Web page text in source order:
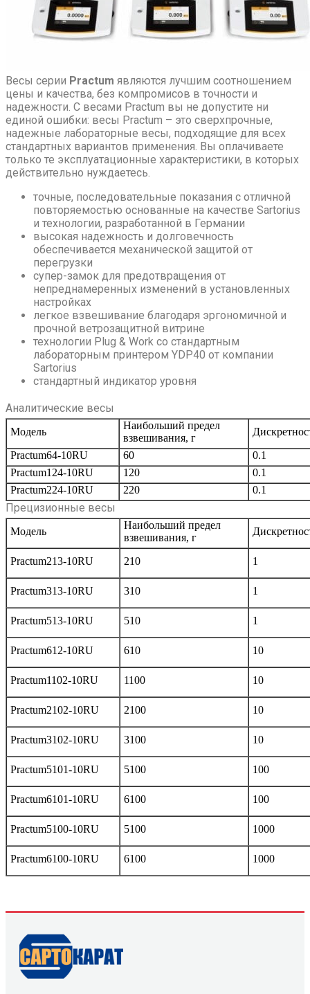
Весы серии Practum являются лучшим соотношением
цены и качества, без компромисов в точности и
надежности. С весами Practum вы не допустите ни
единой ошибки: весы Practum – это сверхпрочные,
надежные лабораторные весы, подходящие для всех
стандартных вариантов применения. Вы оплачиваете
только те эксплуатационные характеристики, в которых
действительно нуждаетесь.
точные, последовательные показания с отличной
повторяемостью основанные на качестве Sartorius
и технологии, разработанной в Германии
высокая надежность и долговечность
обеспечивается механической защитой от
перегрузки
супер-замок для предотвращения от
непреднамеренных изменений в установленных
настройках
легкое взвешивание благодаря эргономичной и
прочной ветрозащитной витрине
технологии Plug & Work со стандартным
лабораторным принтером YDP40 от компании
Sartorius
стандартный индикатор уровня
Аналитические весы
Модель
Наибольший предел
взвешивания, г
Practum64-10RU
60
0.1
Practum124-10RU
120
0.1
Practum224-10RU
220 0.1
Прецизионные весы
Модель
Наибольший предел
взвешивания, г
Practum213-10RU 210 1
Practum313-10RU 310 1
Practum513-10RU 510 1
Practum612-10RU 610 10
Practum1102-10RU 1100 10
Practum2102-10RU 2100 10
Practum3102-10RU 3100 10
Practum5101-10RU 5100 100
Practum6101-10RU 6100 100
Practum5100-10RU 5100 1000
Practum6100-10RU 6100 1000